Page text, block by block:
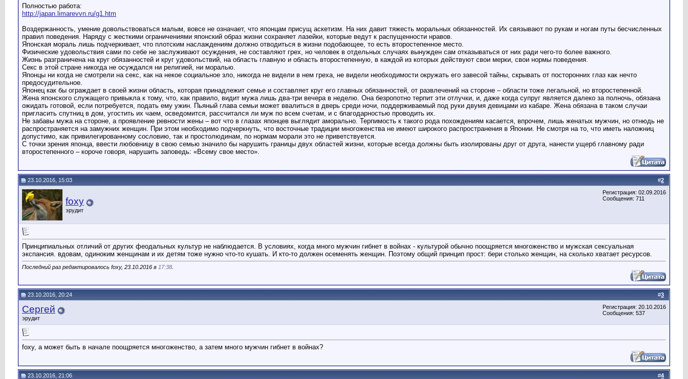
Полностью работа:
http://japan.limarevvn.ru/g1.htm
Воздержанность, умение довольствоваться малым, вовсе не означает, что японцам присущ аскетизм. На них давит тяжесть моральных обязанностей. Их связывают по рукам и ногам путы бесчисленных
правил поведения. Наряду с жесткими ограничениями японский образ жизни сохраняет лазейки, которые ведут к распущенности нравов.
Японская мораль лишь подчеркивает, что плотским наслаждениям должно отводиться в жизни подобающее, то есть второстепенное место.
Физические удовольствия сами по себе не заслуживают осуждения, не составляют грех, но человек в отдельных случаях вынужден сам отказываться от них ради чего-то более важного.
Жизнь разграничена на круг обязанностей и круг удовольствий, на область главную и область второстепенную, в каждой из которых действуют свои мерки, свои нормы поведения.
Секс в этой стране никогда не осуждался ни религией, ни моралью.
Японцы ни когда не смотрели на секс, как на некое социальное зло, никогда не видели в нем греха, не видели необходимости окружать его завесой тайны, скрывать от посторонних глаз как нечто
предосудительное.
Японец как бы ограждает в своей жизни область, которая принадлежит семье и составляет круг его главных обязанностей, от развлечений на стороне – области тоже легальной, но второстепенной.
Жена японского служащего привыкла к тому, что, как правило, видит мужа лишь два-три вечера в неделю. Она безропотно терпит эти отлучки, и, даже когда супруг является далеко за полночь, обязана
ожидать готовой, если потребуется, подать ему ужин. Пьяный глава семьи может ввалиться в дверь среди ночи, поддерживаемый под руки двумя девицами из кабаре. Жена обязана в таком случаи
пригласить спутниц в дом, угостить их чаем, осведомится, рассчитался ли муж по всем счетам, и с благодарностью проводить их.
Не забавы мужа на стороне, а проявление ревности жены – вот что в глазах японцев выглядит аморально. Терпимость к такого рода похождениям касается, впрочем, лишь женатых мужчин, но отнюдь не
распространяется на замужних женщин. При этом необходимо подчеркнуть, что восточные традиции многоженства не имеют широкого распространения в Японии. Не смотря на то, что иметь наложниц
допустимо, как привилегированному сословию, так и простолюдинам, по нормам морали это не приветствуется.
С точки зрения японца, ввести любовницу в свою семью значило бы нарушить границы двух областей жизни, которые всегда должны быть изолированы друг от друга, нанести ущерб главному ради
второстепенного – короче говоря, нарушить заповедь: «Всему свое место».
#2
23.10.2016, 15:03
foxy
эрудит
Регистрация: 02.09.2016
Сообщения: 711
Принципиальных отличий от других феодальных культур не наблюдается. В условиях, когда много мужчин гибнет в войнах - культурой обычно поощряется многоженство и мужская сексуальная
экспансия. вдовам, одиноким женщинам и их детям тоже нужно что-то кушать. И кто-то должен осеменять женщин. Поэтому общий принцип прост: бери столько женщин, на сколько хватает ресурсов.
Последний раз редактировалось foxy, 23.10.2016 в 17:38
#3
23.10.2016, 20:24
Сергей
эрудит
Регистрация: 20.10.2016
Сообщения: 537
foxy, а может быть в начале поощряется многоженство, а затем много мужчин гибнет в войнах?
#4
23.10.2016, 21:06